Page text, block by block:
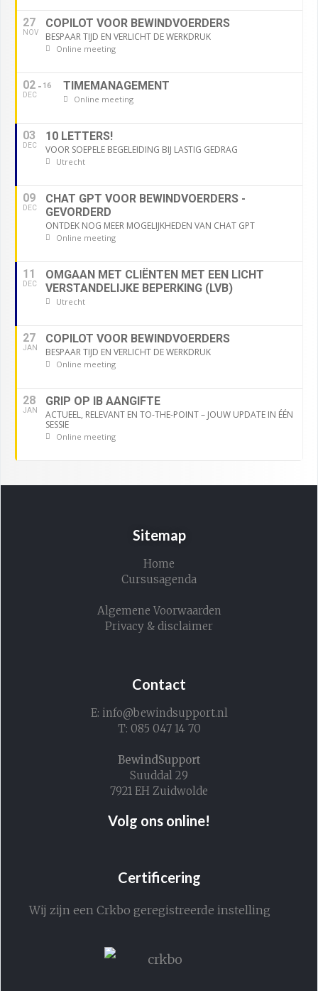
27
NOV
COPILOT VOOR BEWINDVOERDERS
BESPAAR TIJD EN VERLICHT DE WERKDRUK
Online meeting
02
DEC
16 TIMEMANAGEMENT
Online meeting
03
DEC
10 LETTERS!
VOOR SOEPELE BEGELEIDING BIJ LASTIG GEDRAG
Utrecht
09
DEC
CHAT GPT VOOR BEWINDVOERDERS -
GEVORDERD
ONTDEK NOG MEER MOGELIJKHEDEN VAN CHAT GPT
Online meeting
11
DEC
OMGAAN MET CLIËNTEN MET EEN LICHT
VERSTANDELIJKE BEPERKING (LVB)
Utrecht
27
JAN
COPILOT VOOR BEWINDVOERDERS
BESPAAR TIJD EN VERLICHT DE WERKDRUK
Online meeting
28
JAN
GRIP OP IB AANGIFTE
ACTUEEL, RELEVANT EN TO-THE-POINT – JOUW UPDATE IN ÉÉN
SESSIE
Online meeting
Sitemap
Home
Cursusagenda
Algemene Voorwaarden
Privacy & disclaimer
Contact
E: info@bewindsupport.nl
T: 085 047 14 70
BewindSupport
Suuddal 29
7921 EH Zuidwolde
Volg ons online!
Certificering
Wij zijn een Crkbo geregistreerde instelling